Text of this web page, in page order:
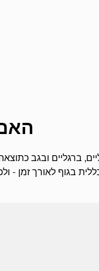
ברגליים ובגב
בגוף לאורך זמן -